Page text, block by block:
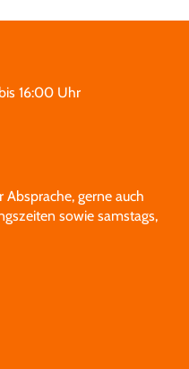
16:00 Uhr
gerne auch
sowie samstags,